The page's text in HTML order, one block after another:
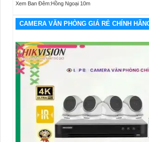
Xem Ban Đêm:Hồng Ngoại 10m
CAMERA VĂN PHÒNG GIÁ RẺ CHÍNH